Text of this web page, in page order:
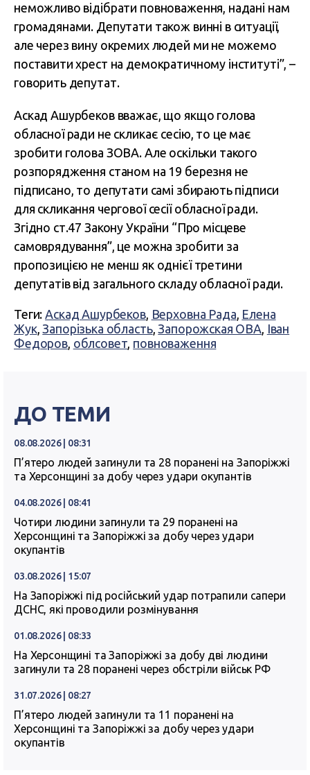
неможливо відібрати повноваження, надані нам
громадянами. Депутати також винні в ситуації,
але через вину окремих людей ми не можемо
поставити хрест на демократичному інституті”, –
говорить депутат.
Аскад Ашурбеков вважає, що якщо голова
обласної ради не скликає сесію, то це має
зробити голова ЗОВА. Але оскільки такого
розпорядження станом на 19 березня не
підписано, то депутати самі збирають підписи
для скликання чергової сесії обласної ради.
Згідно ст.47 Закону України “Про місцеве
самоврядування”, це можна зробити за
пропозицією не менш як однієї третини
депутатів від загального складу обласної ради.
Теги:Аскад Ашурбеков, Верховна Рада, Елена
Жук,Запорізька область,Запорожская ОВА, Іван
Федоров, облсовет, повноваження
ДО ТЕМИ
08.08.2026 | 08:31
П’ятеро людей загинули та 28 поранені на Запоріжжі
та Херсонщині за добу через удари окупантів
04.08.2026 | 08:41
Чотири людини загинули та 29 поранені на
Херсонщині та Запоріжжі за добу через удари
окупантів
03.08.2026 | 15:07
На Запоріжжі під російський удар потрапили сапери
ДСНС, які проводили розмінування
01.08.2026 | 08:33
На Херсонщині та Запоріжжі за добу дві людини
загинули та 28 поранені через обстріли військ РФ
31.07.2026 | 08:27
П’ятеро людей загинули та 11 поранені на
Херсонщині та Запоріжжі за добу через удари
окупантів